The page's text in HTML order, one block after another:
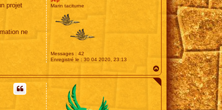
Marin taciturne
Messages : 42
Enregistré le : 30 04 2020, 23:13
projet
ne
a
u